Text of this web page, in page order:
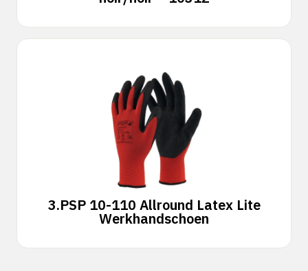
3.PSP 10-110 Allround Latex Lite
Werkhandschoen